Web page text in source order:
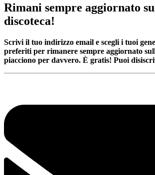
Rimani sempre aggiornato
discoteca!
Scrivi il tuo indirizzo email e scegli i tuoi
preferiti per rimanere sempre aggiornato
piacciono per davvero. È gratis! Puoi